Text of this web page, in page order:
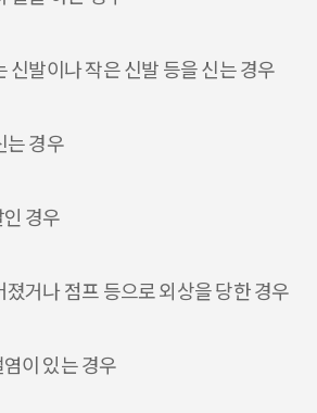
신발이나 작은 신발 등을 신는 경우
는 경우
경우
졌거나 점프 등으로 외상을 당한 경우
이 있는 경우